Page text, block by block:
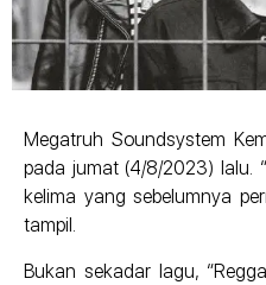
Megatruh Soundsystem
pada jumat (4/8/2023) lalu.
kelima yang sebelumnya
tampil.
Bukan sekadar lagu,